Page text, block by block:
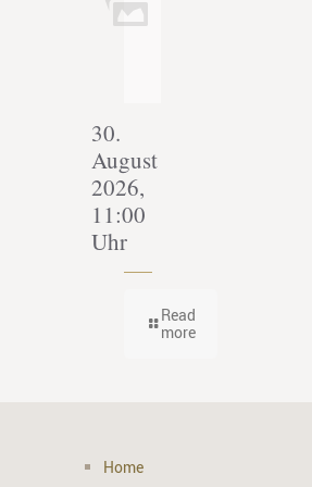
30.
August
2026,
11:00
Uhr
Read
more
Home